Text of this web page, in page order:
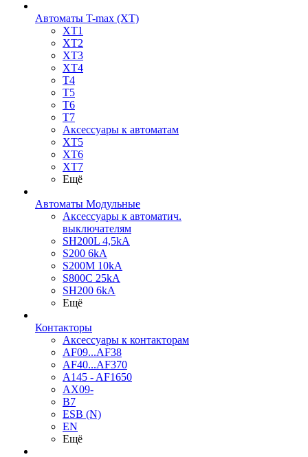
Автоматы T-max (XT)
XT1
XT2
XT3
XT4
T4
T5
T6
T7
Аксессуары к автоматам
XT5
XT6
XT7
Ещё
Автоматы Модульные
Аксессуары к автоматич.
выключателям
SH200L 4,5kA
S200 6kA
S200M 10kA
S800C 25kA
SH200 6kA
Ещё
Контакторы
Аксессуары к контакторам
AF09...AF38
AF40...AF370
A145 - AF1650
AX09-
B7
ESB (N)
EN
Ещё